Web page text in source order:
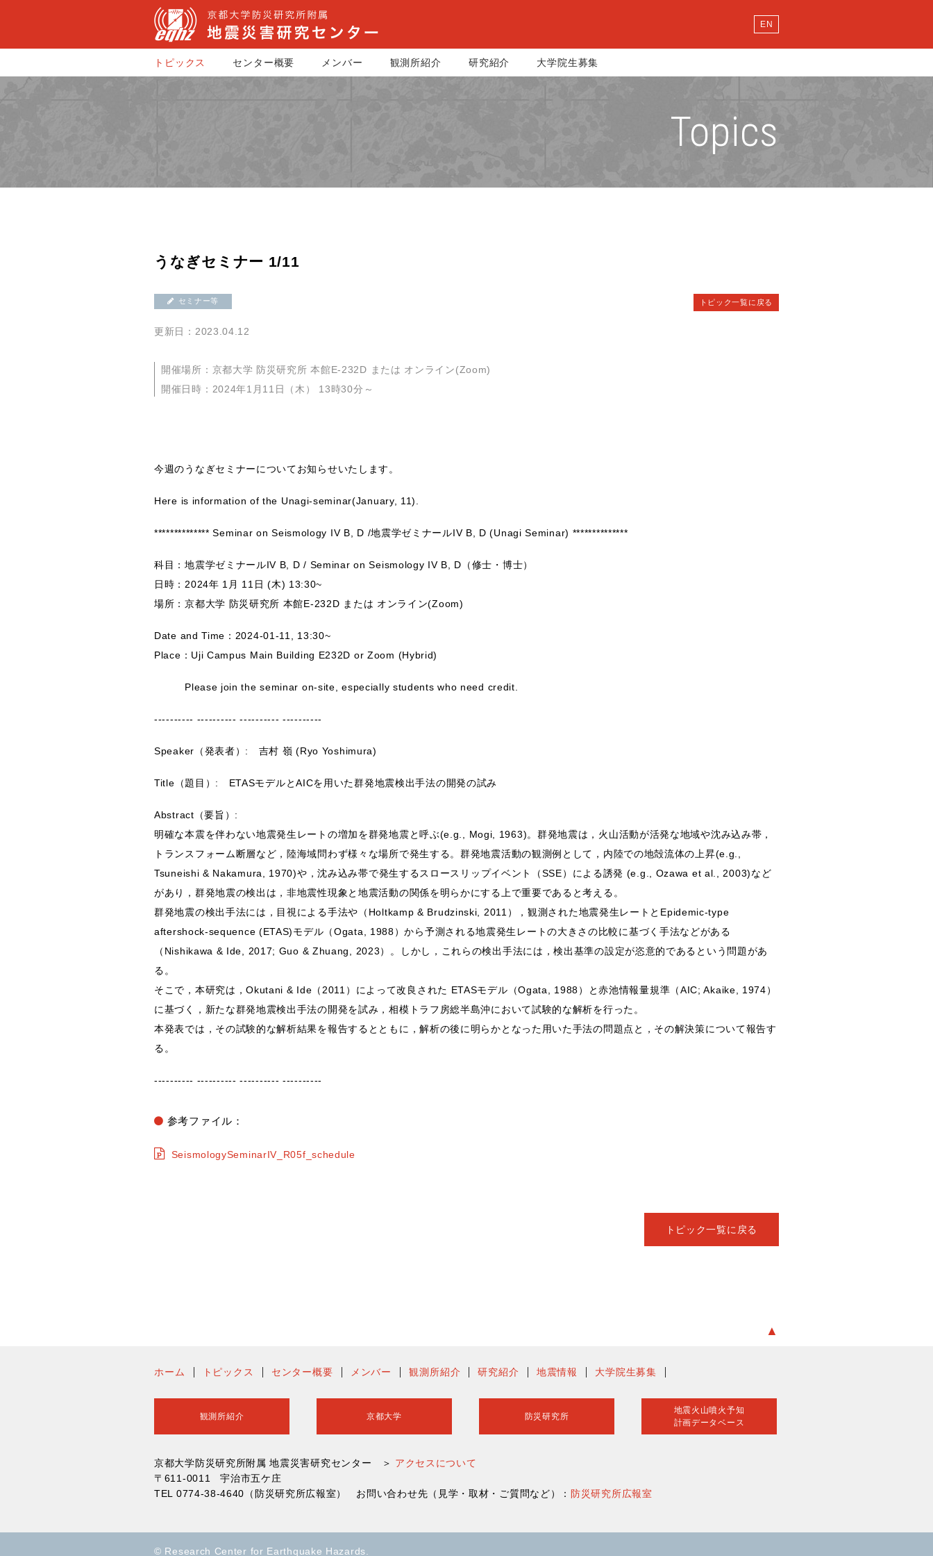
EN
トピックス センター概要 メンバー 観測所紹介 研究紹介 大学院生募集
Topics
うなぎセミナー 1/11
セミナー等
更新日：2023.04.12
開催場所：京都大学 防災研究所 本館E-232D または オンライン(Zoom)
開催日時：2024年1月11日（木） 13時30分～
トピック一覧に戻る
今週のうなぎセミナーについてお知らせいたします。
Here is information of the Unagi-seminar(January, 11).
************** Seminar on Seismology IV B, D /地震学ゼミナールIV B, D (Unagi Seminar) **************
科目：地震学ゼミナールIV B, D / Seminar on Seismology IV B, D（修士・博士）
日時：2024年 1月 11日 (木) 13:30~
場所：京都大学 防災研究所 本館E-232D または オンライン(Zoom)
Date and Time：2024-01-11, 13:30~
Place：Uji Campus Main Building E232D or Zoom (Hybrid)
Please join the seminar on-site, especially students who need credit.
---------- ---------- ---------- ----------
Speaker（発表者）: 吉村 嶺 (Ryo Yoshimura)
Title（題目）: ETASモデルとAICを用いた群発地震検出手法の開発の試み
Abstract（要旨）:
明確な本震を伴わない地震発生レートの増加を群発地震と呼ぶ(e.g., Mogi, 1963)。群発地震は，火山活動が活発な地域や沈み込み帯，
トランスフォーム断層など，陸海域問わず様々な場所で発生する。群発地震活動の観測例として，内陸での地殻流体の上昇(e.g.,
Tsuneishi & Nakamura, 1970)や，沈み込み帯で発生するスロースリップイベント（SSE）による誘発 (e.g., Ozawa et al., 2003)など
があり，群発地震の検出は，非地震性現象と地震活動の関係を明らかにする上で重要であると考える。
群発地震の検出手法には，目視による手法や（Holtkamp & Brudzinski, 2011），観測された地震発生レートとEpidemic-type
aftershock-sequence (ETAS)モデル（Ogata, 1988）から予測される地震発生レートの大きさの比較に基づく手法などがある
（Nishikawa & Ide, 2017; Guo & Zhuang, 2023）。しかし，これらの検出手法には，検出基準の設定が恣意的であるという問題があ
る。
そこで，本研究は，Okutani & Ide（2011）によって改良された ETASモデル（Ogata, 1988）と赤池情報量規準（AIC; Akaike, 1974）
に基づく，新たな群発地震検出手法の開発を試み，相模トラフ房総半島沖において試験的な解析を行った。
本発表では，その試験的な解析結果を報告するとともに，解析の後に明らかとなった用いた手法の問題点と，その解決策について報告す
る。
---------- ---------- ---------- ----------
参考ファイル：
SeismologySeminarIV_R05f_schedule
トピック一覧に戻る
▲
ホーム トピックス センター概要 メンバー 観測所紹介 研究紹介 地震情報 大学院生募集
観測所紹介 京都大学 防災研究所
地震火山噴火予知
計画データベース
京都大学防災研究所附属 地震災害研究センター ＞ アクセスについて
〒611-0011 宇治市五ケ庄
TEL 0774-38-4640（防災研究所広報室） お問い合わせ先（見学・取材・ご質問など）： 防災研究所広報室
© Research Center for Earthquake Hazards.